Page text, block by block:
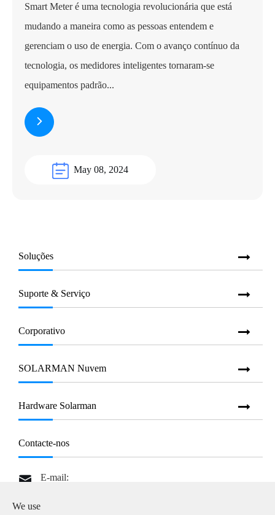
Smart Meter é uma tecnologia revolucionária que está
mudando a maneira como as pessoas entendem e
gerenciam o uso de energia. Com o avanço contínuo da
tecnologia, os medidores inteligentes tornaram-se
equipamentos padrão...
May 08, 2024
Soluções
Suporte & Serviço
Corporativo
SOLARMAN Nuvem
Hardware Solarman
Contacte-nos

E-mail:
We use